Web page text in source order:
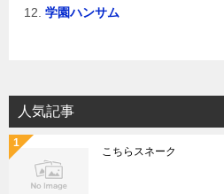
学園ハンサム
人気記事
こちらスネーク